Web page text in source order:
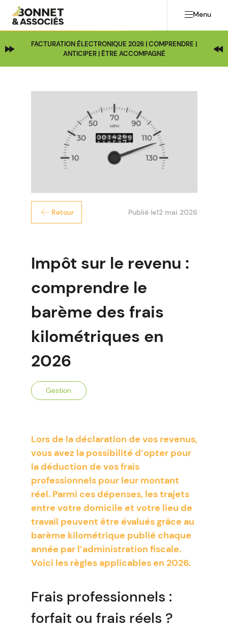
Menu
FACTURATION ÉLECTRONIQUE 2026 | COMPRENDRE |
ANTICIPER | ÊTRE ACCOMPAGNÉ
Retour Publié le12 mai 2026
Impôt sur le revenu :
comprendre le
barème des frais
kilométriques en
2026
Gestion
Lors de la déclaration de vos revenus,
vous avez la possibilité d’opter pour
la déduction de vos frais
professionnels pour leur montant
réel. Parmi ces dépenses, les trajets
entre votre domicile et votre lieu de
travail peuvent être évalués grâce au
barème kilométrique publié chaque
année par l’administration fiscale.
Voici les règles applicables en 2026.
Frais professionnels :
forfait ou frais réels ?